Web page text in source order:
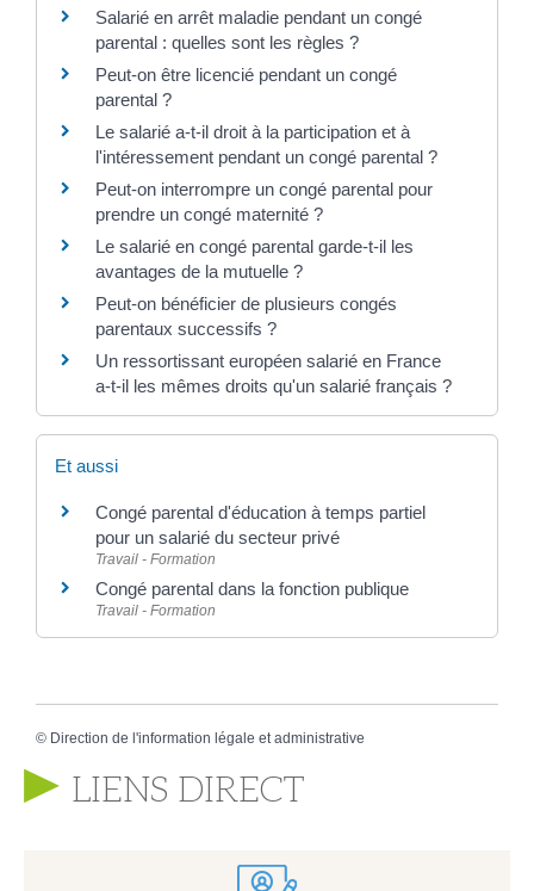
Salarié en arrêt maladie pendant un congé
parental : quelles sont les règles ?
Peut-on être licencié pendant un congé
parental ?
Le salarié a-t-il droit à la participation et à
l'intéressement pendant un congé parental ?
Peut-on interrompre un congé parental pour
prendre un congé maternité ?
Le salarié en congé parental garde-t-il les
avantages de la mutuelle ?
Peut-on bénéficier de plusieurs congés
parentaux successifs ?
Un ressortissant européen salarié en France
a-t-il les mêmes droits qu'un salarié français ?
Et aussi
Congé parental d'éducation à temps partiel
pour un salarié du secteur privé
Travail - Formation
Congé parental dans la fonction publique
Travail - Formation
© Direction de l'information légale et administrative
LIENS DIRECT